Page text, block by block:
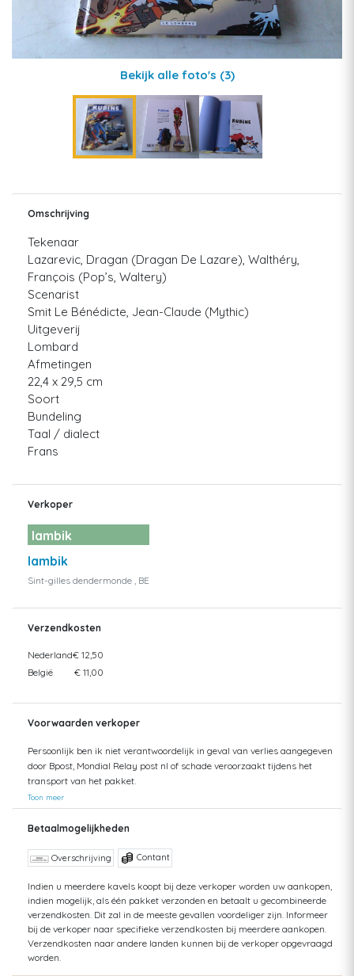
Bekijk alle foto's (3)
Omschrijving
Tekenaar
Lazarevic, Dragan (Dragan De Lazare), Walthéry,
François (Pop’s, Waltery)
Scenarist
Smit Le Bénédicte, Jean-Claude (Mythic)
Uitgeverij
Lombard
Afmetingen
22,4 x 29,5 cm
Soort
Bundeling
Taal / dialect
Frans
Verkoper
lambik
lambik
Sint-gilles dendermonde , BE
Verzendkosten
Nederland€ 12,50
België
€ 11,00
Voorwaarden verkoper
Persoonlijk ben ik niet verantwoordelijk in geval van verlies aangegeven
door Bpost, Mondial Relay post nl of schade veroorzaakt tijdens het
transport van het pakket.
Toon meer
Betaalmogelijkheden
Overschrijving Contant
Indien u meerdere kavels koopt bij deze verkoper worden uw aankopen,
indien mogelijk, als één pakket verzonden en betaalt u gecombineerde
verzendkosten. Dit zal in de meeste gevallen voordeliger zijn. Informeer
bij de verkoper naar specifieke verzendkosten bij meerdere aankopen.
Verzendkosten naar andere landen kunnen bij de verkoper opgevraagd
worden.